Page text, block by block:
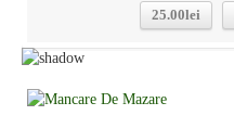
25.00lei